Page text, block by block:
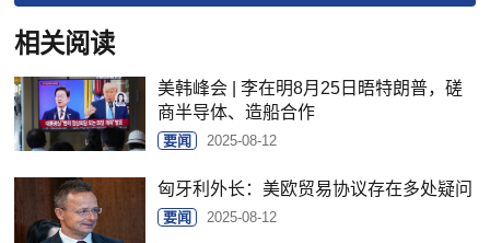
相关阅读
美韩峰会 | 李在明8月25日晤特朗普，磋
商半导体、造船合作
要闻 2025-08-12
匈牙利外长：美欧贸易协议存在多处疑问
要闻 2025-08-12